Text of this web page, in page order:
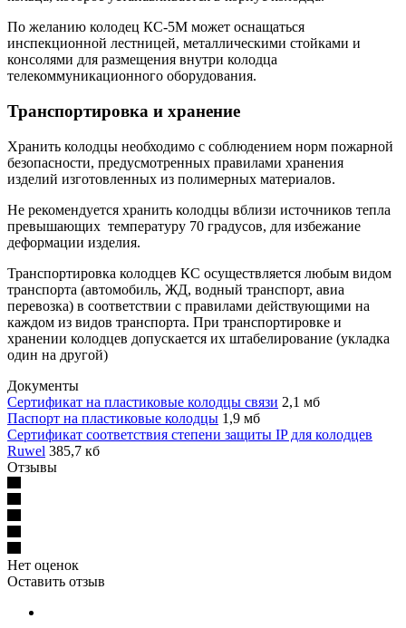
По желанию колодец КС-5М может оснащаться
инспекционной лестницей, металлическими стойками и
консолями для размещения внутри колодца
телекоммуникационного оборудования.
Транспортировка и хранение
Хранить колодцы необходимо с соблюдением норм пожарной
безопасности, предусмотренных правилами хранения
изделий изготовленных из полимерных материалов.
Не рекомендуется хранить колодцы вблизи источников тепла
превышающих температуру 70 градусов, для избежание
деформации изделия.
Транспортировка колодцев КС осуществляется любым видом
транспорта (автомобиль, ЖД, водный транспорт, авиа
перевозка) в соответствии с правилами действующими на
каждом из видов транспорта. При транспортировке и
хранении колодцев допускается их штабелирование (укладка
один на другой)
Документы
Сертификат на пластиковые колодцы связи 2,1 мб
Паспорт на пластиковые колодцы 1,9 мб
Сертификат соответствия степени защиты IP для колодцев
Ruwel 385,7 кб
Отзывы
Нет оценок
Оставить отзыв